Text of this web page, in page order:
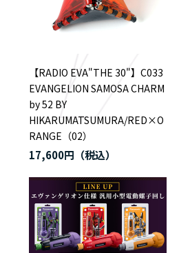
【RADIO EVA"THE 30"】C033
EVANGELION SAMOSA CHARM
by 52 BY
HIKARUMATSUMURA/RED×O
RANGE（02）
17,600円